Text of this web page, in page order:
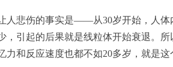
人悲伤的事实是——从30岁开始，人体
，引起的后果就是线粒体开始衰退。
力和反应速度也都不如20多岁，就是这